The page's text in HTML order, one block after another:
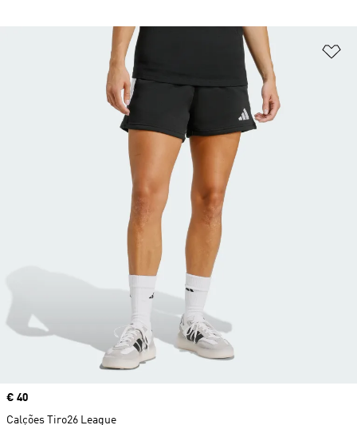
Price
€ 40
Calções Tiro26 League